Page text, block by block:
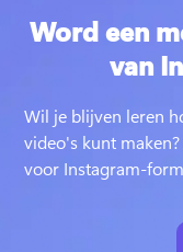
Word een
van
Wil je blijven leren
video's kunt
voor Instagram-